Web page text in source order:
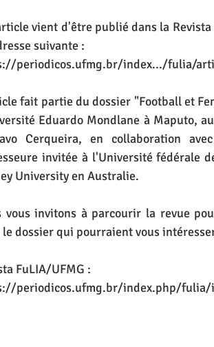
vient d'être publié dans la
suivante :
periodicos.ufmg.br/index.../fulia/
fait partie du dossier "Football et
Eduardo Mondlane à Maputo,
Cerqueira, en collaboration
invitée à l'Université fédérale
University en Australie.
vous invitons à parcourir la revue
le dossier qui pourraient vous
FuLIA/UFMG :
periodicos.ufmg.br/index.php/